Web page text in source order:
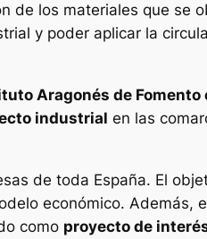
de los materiales que se
y poder aplicar la
Aragonés de Fomento
industrial en las
de toda España. El
económico. Además,
como proyecto de